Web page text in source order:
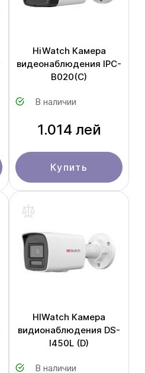
HiWatch Камера
видеонаблюдения IPC-
B020(C)
В наличии
1.014 лей
Купить
HIWatch Камера
видионаблюдения DS-
I450L (D)
В наличии